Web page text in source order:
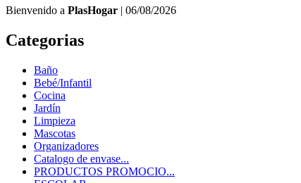
Bienvenido a PlasHogar | 06/08/2026
Categorias
Baño
Bebé/Infantil
Cocina
Jardín
Limpieza
Mascotas
Organizadores
Catalogo de envase...
PRODUCTOS PROMOCIO...